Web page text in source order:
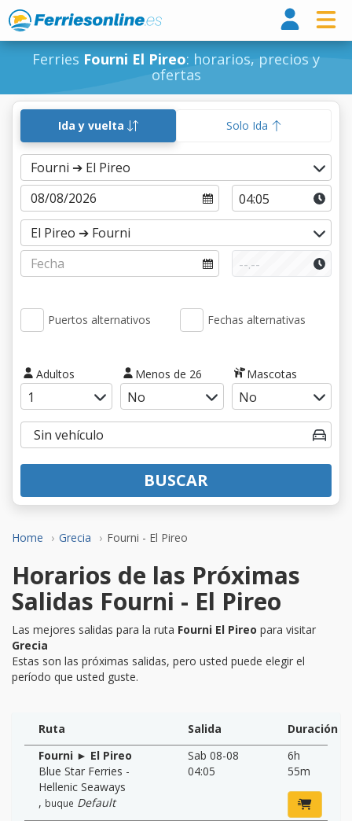
Ferries Fourni El Pireo: horarios, precios y
ofertas
Home Grecia Fourni - El Pireo
Ida y vuelta Solo Ida
Puertos alternativos Fechas alternativas
Adultos Menos de 26 Mascotas
BUSCAR
Horarios de las Próximas
Salidas Fourni - El Pireo
Las mejores salidas para la ruta Fourni El Pireo para visitar
Grecia
Estas son las próximas salidas, pero usted puede elegir el
período que usted guste.
Ruta Salida
Duración
Fourni ► El Pireo
Blue Star Ferries -
Hellenic Seaways
, buque Default
Sab 08-08
04:05
6h
55m